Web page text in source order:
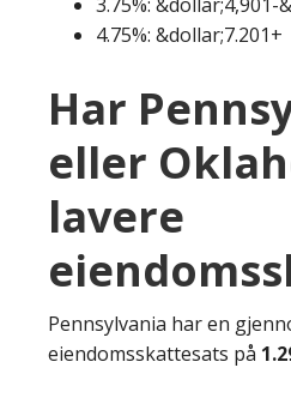
4.75%: &dollar;7.201+
Har
eller
lavere
Pennsylvania har en
eiendomsskattesats på